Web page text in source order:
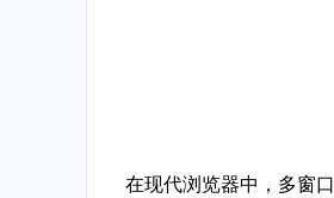
在现代浏览器中，多窗